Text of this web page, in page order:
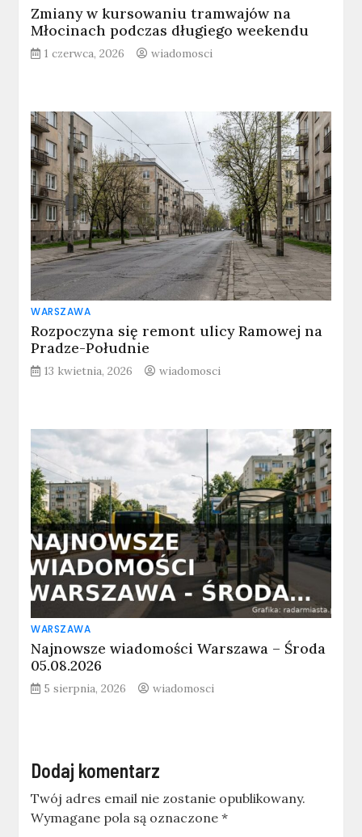
Zmiany w kursowaniu tramwajów na
Młocinach podczas długiego weekendu
1 czerwca, 2026 wiadomosci
WARSZAWA
Rozpoczyna się remont ulicy Ramowej na
Pradze-Południe
13 kwietnia, 2026 wiadomosci
WARSZAWA
Najnowsze wiadomości Warszawa – Środa
05.08.2026
5 sierpnia, 2026 wiadomosci
Dodaj komentarz
Twój adres email nie zostanie opublikowany.
Wymagane pola są oznaczone*